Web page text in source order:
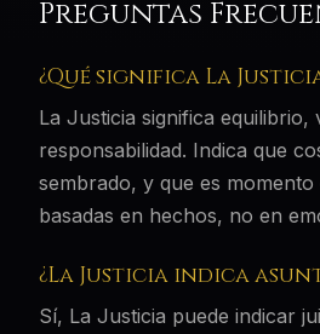
Preguntas
¿Qué significa La
La Justicia significa equilibrio,
responsabilidad. Indica que
sembrado, y que es momento
basadas en hechos, no en
¿La Justicia indica
Sí, La Justicia puede indicar